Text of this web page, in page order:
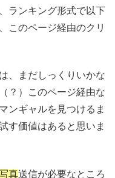
ランキング形式で以下
このページ経由のクリ
、まだしっくりいかな
？）このページ経由な
ンギャルを見つけるま
す価値はあると思いま
真送信が必要なところ